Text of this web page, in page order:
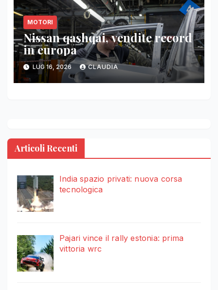
MOTORI
Nissan qashqai, vendite record
in europa
LUG 16, 2026 CLAUDIA
Articoli Recenti
India spazio privati: nuova corsa
tecnologica
Pajari vince il rally estonia: prima
vittoria wrc